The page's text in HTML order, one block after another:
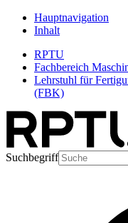
Hauptnavigation
Inhalt
RPTU
Fachbereich
Lehrstuhl für
(FBK)
Suchbegriff